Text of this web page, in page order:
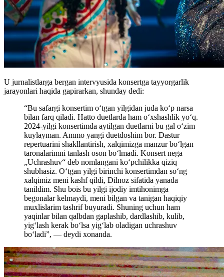
U jurnalistlarga bergan intervyusida konsertga tayyorgarlik
jarayonlari haqida gapirarkan, shunday dedi:
“Bu safargi konsertim o‘tgan yilgidan juda ko‘p narsa
bilan farq qiladi. Hatto duetlarda ham o‘xshashlik yo‘q.
2024-yilgi konsertimda aytilgan duetlarni bu gal o‘zim
kuylayman. Ammo yangi duetdoshim bor. Dastur
repertuarini shakllantirish, xalqimizga manzur bo‘lgan
taronalarimni tanlash oson bo‘lmadi. Konsert nega
„Uchrashuv“ deb nomlangani ko‘pchilikka qiziq
shubhasiz. O‘tgan yilgi birinchi konsertimdan so‘ng
xalqimiz meni kashf qildi, Dilnoz sifatida yanada
tanildim. Shu bois bu yilgi ijodiy imtihonimga
begonalar kelmaydi, meni bilgan va tanigan haqiqiy
muxlislarim tashrif buyuradi. Shuning uchun ham
yaqinlar bilan qalbdan gaplashib, dardlashib, kulib,
yig‘lash kerak bo‘lsa yig‘lab oladigan uchrashuv
bo‘ladi”, — deydi xonanda.